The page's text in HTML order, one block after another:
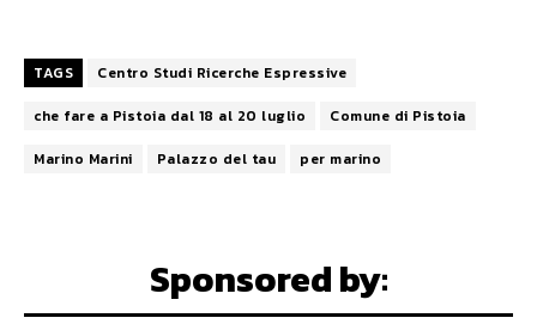
TAGS
Centro Studi Ricerche Espressive
che fare a Pistoia dal 18 al 20 luglio
Comune di Pistoia
Marino Marini
Palazzo del tau per marino
Sponsored by: